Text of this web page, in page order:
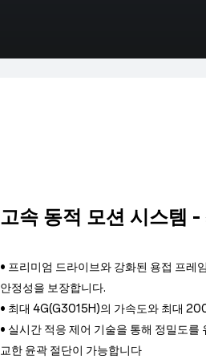
고속 동적 모션 시스템
• 프리미엄 드라이브와 강화된 용접 프레
안정성을 보장합니다.
• 최대 4G(G3015H)의 가속도와 최대
• 실시간 적응 제어 기술을 통해 정밀도를
교한 윤곽 절단이 가능합니다